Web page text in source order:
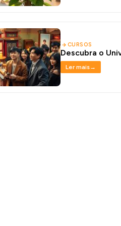
CURSOS
Descubra o
Ler mais→